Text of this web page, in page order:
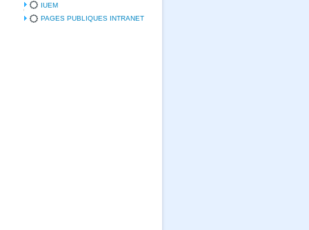
IUEM
PAGES PUBLIQUES INTRANET